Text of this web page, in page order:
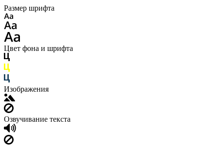
Размер шрифта
Цвет фона и шрифта
Изображения
Озвучивание текста